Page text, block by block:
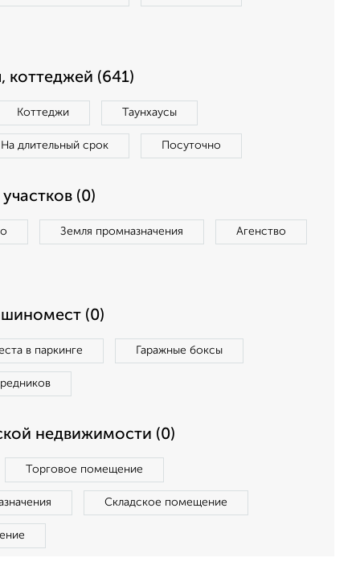
коттеджей (641)
Коттеджи Таунхаусы
На длительный срок Посуточно
(0)
Земля промназначения Агенство
(0)
в паркинге Гаражные боксы
недвижимости (0)
Торговое помещение
Складское помещение